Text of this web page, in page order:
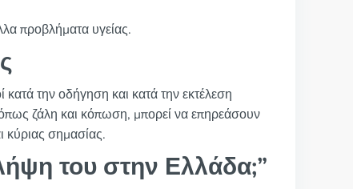
προβλήματα υγείας.
κατά την οδήγηση και κατά την εκτέλεση
ζάλη και κόπωση, μπορεί να επηρεάσουν
σημασίας.
του στην Ελλάδα;”